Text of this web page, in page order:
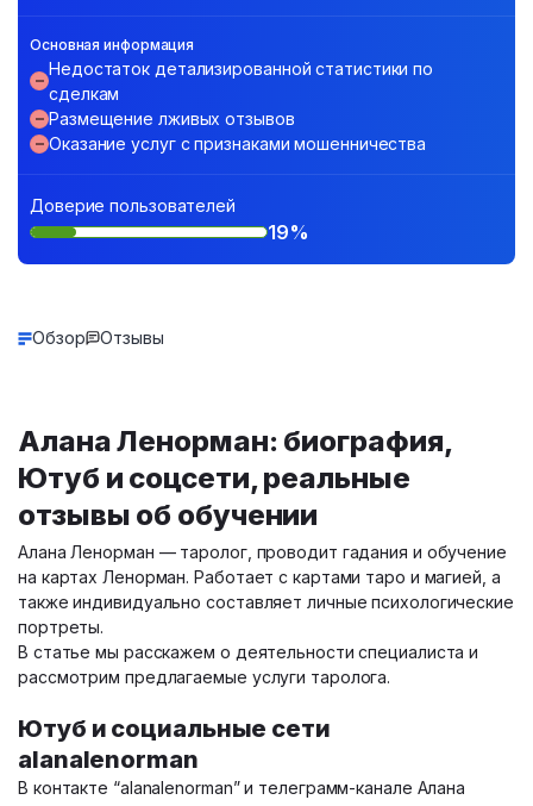
Основная информация
Недостаток детализированной статистики по
сделкам
Размещение лживых отзывов
Оказание услуг с признаками мошенничества
Доверие пользователей
19%
Обзор Отзывы
Алана Ленорман: биография,
Ютуб и соцсети, реальные
отзывы об обучении
Алана Ленорман — таролог, проводит гадания и обучение
на картах Ленорман. Работает с картами таро и магией, а
также индивидуально составляет личные психологические
портреты.
В статье мы расскажем о деятельности специалиста и
рассмотрим предлагаемые услуги таролога.
Ютуб и социальные сети
alanalenorman
В контакте “alanalenorman” и телеграмм-канале Алана